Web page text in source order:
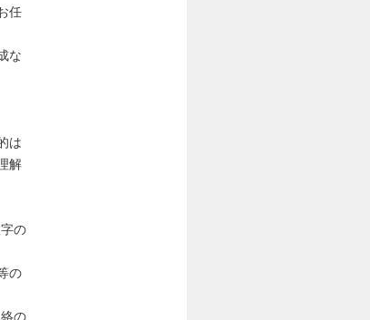
任
な
は
解
の
の
の